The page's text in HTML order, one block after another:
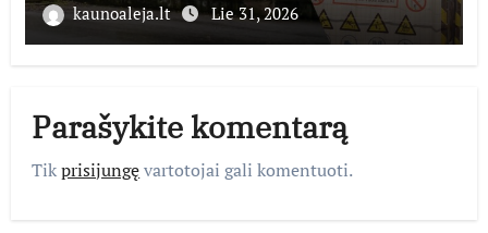
kaunoaleja.lt Lie 31, 2026
Parašykite komentarą
Tikprisijungęvartotojai gali komentuoti.